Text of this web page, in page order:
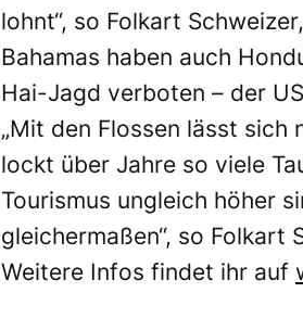
lohnt“, so Folkart
Bahamas haben auch
Hai-Jagd verboten – der
„Mit den Flossen lässt sich
lockt über Jahre so viele
Tourismus ungleich höher
gleichermaßen“, so Folkart
Weitere Infos findet ihr auf